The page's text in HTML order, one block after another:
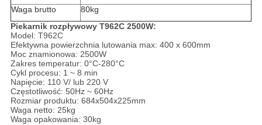
Waga brutto
80kg
Piekarnik rozpływowy T962C 2500W:
Model: T962C
Efektywna powierzchnia lutowania max: 400 x 600mm
Moc znamionowa: 2500W
Zakres temperatur: 0°C-280°C
Cykl procesu: 1 ~ 8 min
Napięcie: 110 V/ lub 220 V
Częstotliwość: 50Hz ~ 60Hz
Rozmiar produktu: 684x504x225mm
Waga netto: 25kg
Waga opakowania: 30kg